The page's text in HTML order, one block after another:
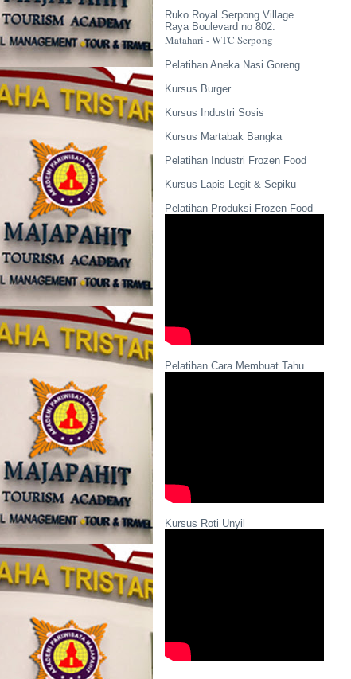
Ruko Royal Serpong Village
Raya Boulevard no 802.
Matahari - WTC Serpong
Pelatihan Aneka Nasi Goreng
Kursus Burger
Kursus Industri Sosis
Kursus Martabak Bangka
Pelatihan Industri Frozen Food
Kursus Lapis Legit & Sepiku
Pelatihan Produksi Frozen Food
Pelatihan Cara Membuat Tahu
Kursus Roti Unyil